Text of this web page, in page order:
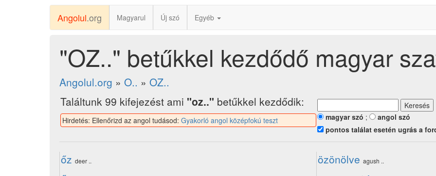
Angolul.org Magyarul Új szó Egyéb
"OZ.." betűkkel kezdődő magyar
Angolul.org » O.. » OZ..
Találtunk 99 kifejezést ami "oz.." betűkkel kezdődik:
Hirdetés: Ellenőrizd az angol tudásod: Gyakorló angol középfokú teszt magyar szó ;
angol szó
pontos találat esetén ugrás a
őz deer .. özönölve agush ..